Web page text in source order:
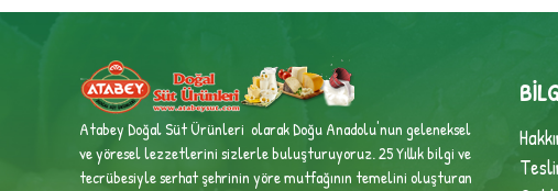
Atabey Doğal Süt Ürünleri olarak Doğu Anadolu'nun geleneksel
ve yöresel lezzetlerini sizlerle buluşturuyoruz. 25 Yıllık bilgi ve
tecrübesiyleserhat şehrinin yöre mutfağının temelini oluşturan